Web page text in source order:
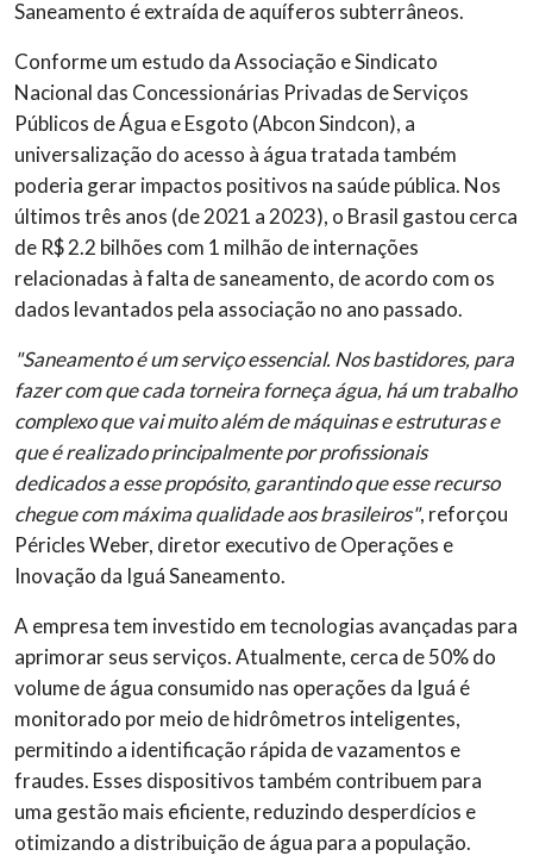
Saneamento é extraída de aquíferos subterrâneos.
Conforme um estudo da Associação e Sindicato
Nacional das Concessionárias Privadas de Serviços
Públicos de Água e Esgoto (Abcon Sindcon), a
universalização do acesso à água tratada também
poderia gerar impactos positivos na saúde pública. Nos
últimos três anos (de 2021 a 2023), o Brasil gastou cerca
de R$ 2.2 bilhões com 1 milhão de internações
relacionadas à falta de saneamento, de acordo com os
dados levantados pela associação no ano passado.
"Saneamento é um serviço essencial. Nos bastidores, para
fazer com que cada torneira forneça água, há um trabalho
complexo que vai muito além de máquinas e estruturas e
que é realizado principalmente por profissionais
dedicados a esse propósito, garantindo que esse recurso
chegue com máxima qualidade aos brasileiros", reforçou
Péricles Weber, diretor executivo de Operações e
Inovação da Iguá Saneamento.
A empresa tem investido em tecnologias avançadas para
aprimorar seus serviços. Atualmente, cerca de 50% do
volume de água consumido nas operações da Iguá é
monitorado por meio de hidrômetros inteligentes,
permitindo a identificação rápida de vazamentos e
fraudes. Esses dispositivos também contribuem para
uma gestão mais eficiente, reduzindo desperdícios e
otimizando a distribuição de água para a população.